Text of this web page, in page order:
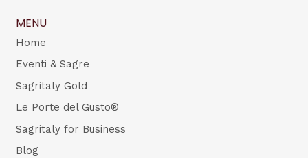
MENU
Home
Eventi & Sagre
Sagritaly Gold
Le Porte del Gusto®
Sagritaly for Business
Blog